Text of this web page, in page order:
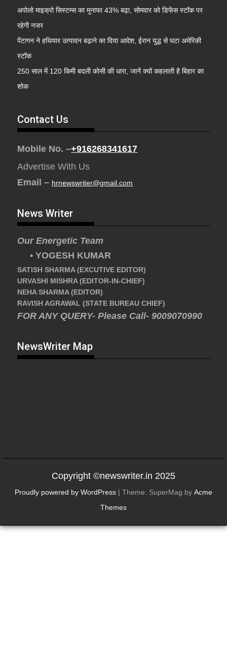
अपोलो माइक्रो सिस्टम्स का मुनाफा 43% बढ़ा, सोमवार को डिफेंस स्टॉक पर
रहेगी नजर
पेंटागन ने हथियार उत्पादन बढ़ाने का दिया आदेश, ईरान युद्ध से घटा अमेरिकी
स्टॉक
250 साल में 120 किमी बदली कोसी की धारा, जानें क्यों कहलाती है बिहार का
शोक
Contact Us
Mobile No. –+916268341617
Advertise With Us
Email – hrnewswriter@gmail.com
News Writer
Our Energetic Team
• YOGESH KUMAR
SATISH SHARMA (EXCUTIVE EDITOR)
URVASHI MISHRA (EDITOR-IN-CHIEF)
NEHA SHARMA (EDITOR)
RAVISH AGRAWAL (STATE BUREAU CHIEF)
FOR ANY QUERY- Please Call- 9009070990
NewsWriter Map
Copyright ©newswriter.in 2025
Proudly powered by WordPress | Theme: SuperMag by Acme
Themes